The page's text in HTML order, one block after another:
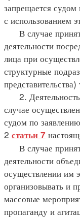
запрещается судом
с использованием
В случае
деятельности
лица при
структурные
2. Деятельность
случае
судом по
2 статьи 7
В случае
деятельности
осуществлении им
организовывать и
массовые
пропаганду и